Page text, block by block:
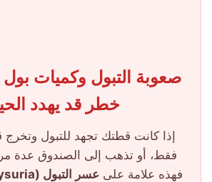
صعوبة التبول وكميات بول
خطر قد يهدد
إذا كانت قطتك تجهد للتبول
فقط، أو تذهب إلى الصندوق عدة
فهذه علامة على عسر التبول (Dysuria)